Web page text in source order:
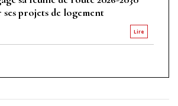
projets de logement
Lire